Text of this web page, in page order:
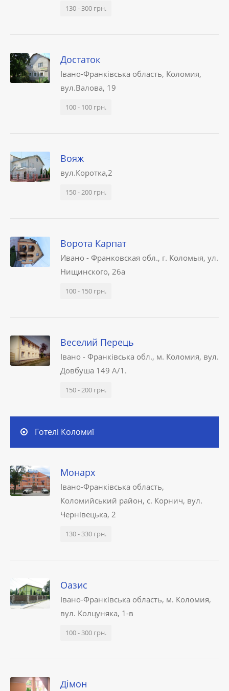
130 - 300 грн.
Достаток
Івано-Франківська область, Коломия,
вул.Валова, 19
100 - 100 грн.
Вояж
вул.Коротка,2
150 - 200 грн.
Ворота Карпат
Ивано - Франковская обл., г. Коломыя, ул.
Нищинского, 26а
100 - 150 грн.
Веселий Перець
Івано - Франківська обл., м. Коломия, вул.
Довбуша 149 А/1.
150 - 200 грн.
Готелі Коломиї
Монарх
Івано-Франківська область,
Коломийський район, с. Корнич, вул.
Чернівецька, 2
130 - 330 грн.
Оазис
Івано-Франківська область, м. Коломия,
вул. Колцуняка, 1-в
100 - 300 грн.
Дімон